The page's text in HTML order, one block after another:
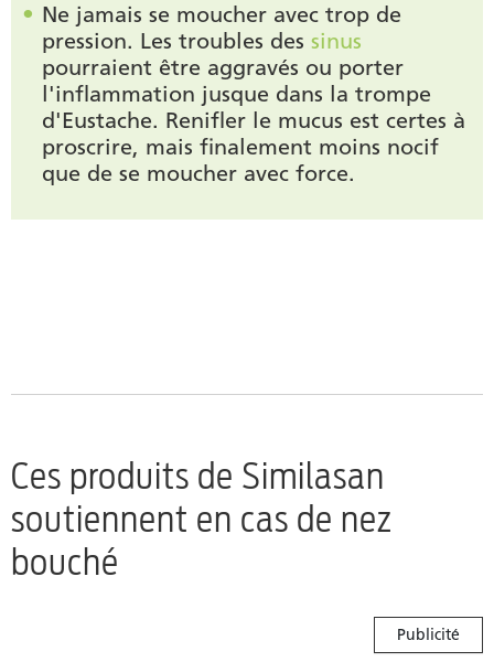
Ne jamais se moucher avec trop de
pression. Les troubles des sinus
pourraient être aggravés ou porter
l'inflammation jusque dans la trompe
d'Eustache. Renifler le mucus est certes à
proscrire, mais finalement moins nocif
que de se moucher avec force.
Ces produits de Similasan
soutiennent en cas de nez
bouché
Publicité